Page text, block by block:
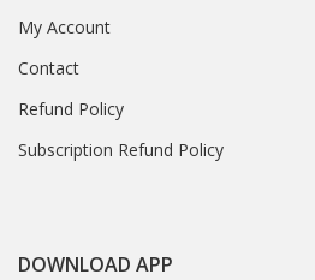
My Account
Contact
Refund Policy
Subscription Refund Policy
DOWNLOAD APP